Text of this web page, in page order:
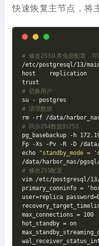
快速恢复主节点，将
# 修改253从库免密配置，可
/etc/postgresql/13/
host    replication
# 切换用户
# 清理数据
# 同步254数据到253
pg_basebackup -h
Fp -Xs -Pv -R -D /
echo
"standby_mode =
# 修改253配置
vim /etc/postgresql/
primary_conninfo =
user=replica
max_connections = 100
hot_standby = on